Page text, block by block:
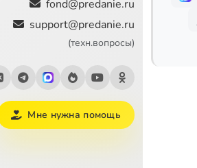
54:31
6:50
fond@predanie.ru
support@predanie.ru
(техн.вопросы)
Мне нужна помощь